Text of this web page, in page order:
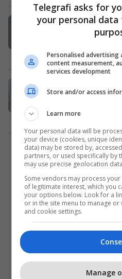
Haxhiu:
Drejtësi 06/
SHBA-ja
zhvillim të
Drejtësi
1
Telegrafi asks for
your personal
Personalised
content measurement,
services development
Store and/or access
Learn more
Your personal data will be
your device (cookies, unique
data) may be stored by,
partners, or used specifically by
may use precise geolocation
Some vendors may process
of legitimate interest, which you
your options below. Look for a
or in the site menu to manage
and cookie settings.
Manage